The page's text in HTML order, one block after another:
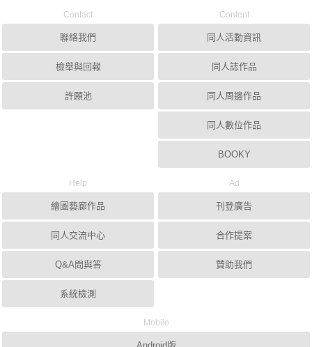
Contact
聯絡我們
檢舉與回報
許願池
Content
同人活動資訊
同人誌作品
同人周邊作品
同人數位作品
BOOKY
Help
繪圖藝廊作品
同人交流中心
Q&A問與答
系統檢測
Ad
刊登廣告
合作提案
贊助我們
Mobile